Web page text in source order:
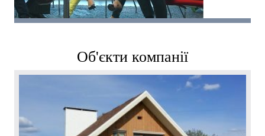
Об'єкти компанії